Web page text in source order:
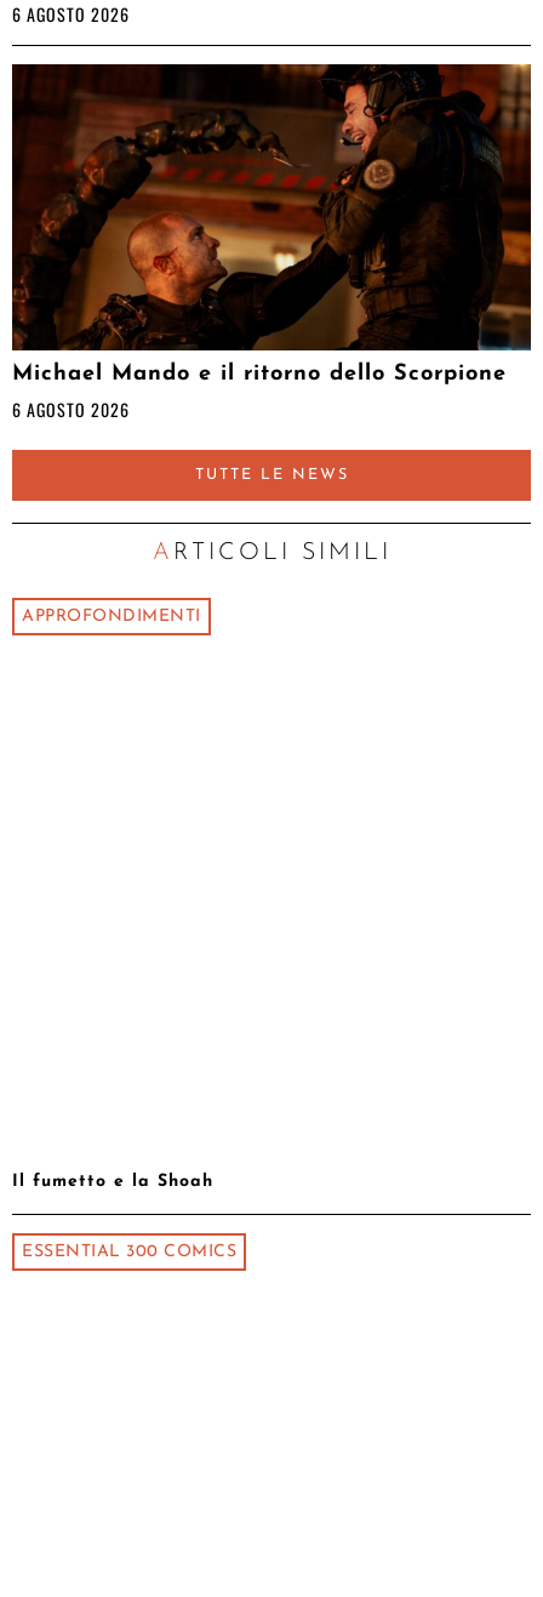
6 AGOSTO 2026
Michael Mando e il ritorno dello Scorpione
6 AGOSTO 2026
TUTTE LE NEWS
ARTICOLI SIMILI
APPROFONDIMENTI
Il fumetto e la Shoah
ESSENTIAL 300 COMICS